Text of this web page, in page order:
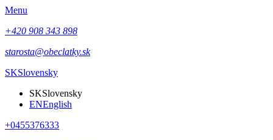
Menu
+420 908 343 898
starosta@obeclatky.sk
SKSlovensky
SKSlovensky
ENEnglish
+0455376333